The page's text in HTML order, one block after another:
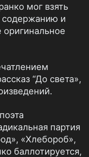
мог взять
содержанию и
“До света»,
партия
«Хлебороб»,
баллотируется,